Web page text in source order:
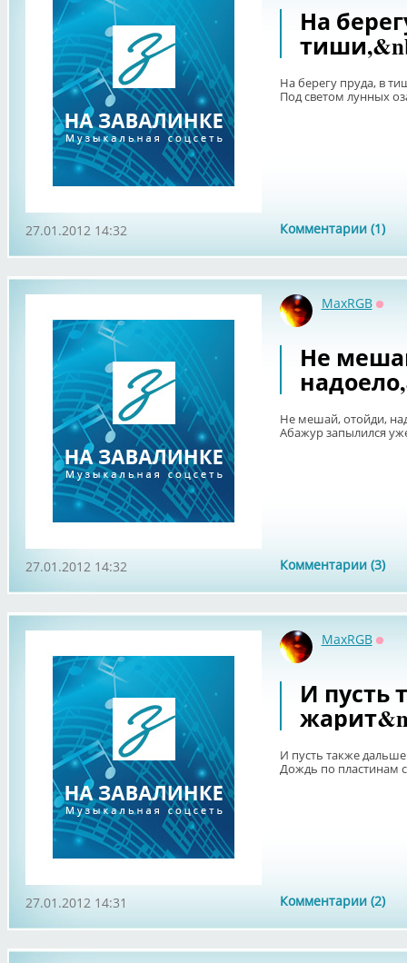
На
На берегу пруда, в
Под светом лунных
Комментарии (1)
27.01.2012 14:32
MaxRGB
Не
Не мешай, отойди,
Абажур запылился
Комментарии (3)
27.01.2012 14:32
MaxRGB
И пусть
И пусть также
Дождь по пластинам
Комментарии (2)
27.01.2012 14:31